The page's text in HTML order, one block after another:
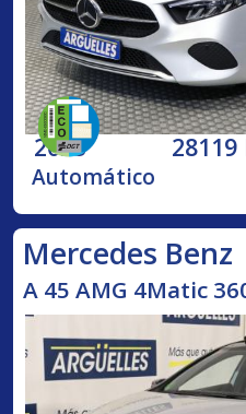
2023
Automático
Mercedes Benz
A 45 AMG 4Matic